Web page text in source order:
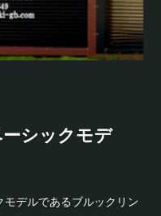
シック モデ
モデルであるブルックリン